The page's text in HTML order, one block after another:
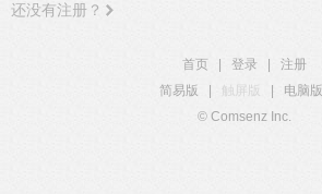
还没有注册？
首页 登录
注册
简易版
触屏版 电脑版
© Comsenz Inc.